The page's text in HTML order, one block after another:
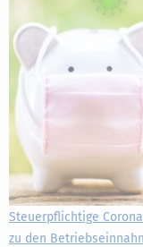
Steuerpflichtige
zu den